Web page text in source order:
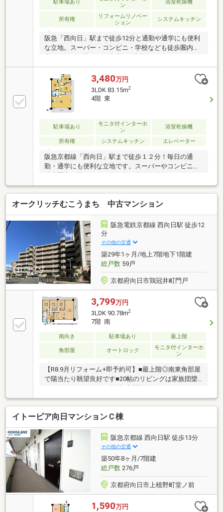
駐車場あり
ン
浴室乾燥機
所有権
リフォームリノベー
ション
システムキッチン
阪急「西向日」駅まで徒歩12分と通勤や通学にも便利
な立地。スーパー・コンビニ・学校なども徒歩圏内に
揃い、毎日の暮らしも安心。5階東向きバルコニーに
つき、陽当たり・通風・眺望も良好。毎朝、気持ちの
良い朝日を浴びながら、開放感のある景色を楽しめる
住環境。キッチン・浴室・洗面・トイレ・床・壁など
新調しており、すぐに新生活をスタートできます。お
風呂は浴室乾燥機付き！雨の日や花粉の季節の衣類乾
燥はもちろん、カビ防止や冬場の暖房としても大活躍
の優れもの。リビングに隣接した和室は子どもの遊び
場やお昼寝スペースに◎洋室はクローゼット付きで収
納も充実♪お気軽にお問い合わせください。
3,480万円
3LDK 83.15m2
4階 東
駐車場あり
モニタ付インターホ
ン
浴室乾燥機
所有権 システムキッチン エレベーター
阪急京都線「西向日」駅まで徒歩１２分！毎日の通
勤・通学にも便利な立地です。スーパーやコンビニも
徒歩圏内に揃い、日々のお買い物にも困りません！４
階部分の角部屋につき、開放感のある住空間が魅力♪
約２２帖のゆったりとしたＬＤＫは、ご家族での団ら
んはもちろん、家具のレイアウトも楽しめる広さで
す！各居室に収納スペースを備えているのも嬉しいポ
イント。洋室３部屋のため、ご家族それぞれの個室や
在宅ワークスペースなど、ライフスタイルに合わせて
多彩に活用できます。広々としたバルコニーも備え
た、暮らしやすさが魅力のお住まいです♪
オークリッチむこうまち 中古マンション
阪急電鉄京都線 西向日駅 徒歩12
分
その他の交通
築29年1ヶ月/地上7階地下1階建
総戸数59戸
京都府向日市鶏冠井町門戸
3,799万円
3LDK 90.78m2
7階 南
南向き 駐車場あり 最上階
角部屋 オートロック
モニタ付インターホ
ン
【R8.9月リフォーム+即予約可】■最上階◎南東角部屋
で陽当たり眺望良好です■20帖のリビングは家族団欒
でゆったりとすごせる空間■玄関収納やパントリース
ペース、全居室収納もあって収納充実
イトーピア向日マンションＣ棟
阪急京都線 西向日駅 徒歩13分
その他の交通
築50年8ヶ月/7階建
総戸数276戸
京都府向日市上植野町堂ノ前
1,590万円